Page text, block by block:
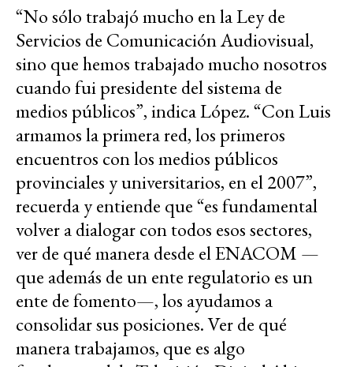
“No sólo trabajó mucho en la Ley de
Servicios de Comunicación Audiovisual,
sino que hemos trabajado mucho nosotros
cuando fui presidente del sistema de
medios públicos”, indica López. “Con Luis
armamos la primera red, los primeros
encuentros con los medios públicos
provinciales y universitarios, en el 2007”,
recuerda y entiende que “es fundamental
volver a dialogar con todos esos sectores,
ver de qué manera desde el ENACOM —
que además de un ente regulatorio es un
ente de fomento—, los ayudamos a
consolidar sus posiciones. Ver de qué
manera trabajamos, que es algo